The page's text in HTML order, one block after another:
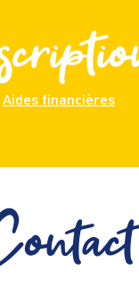
Aides financières